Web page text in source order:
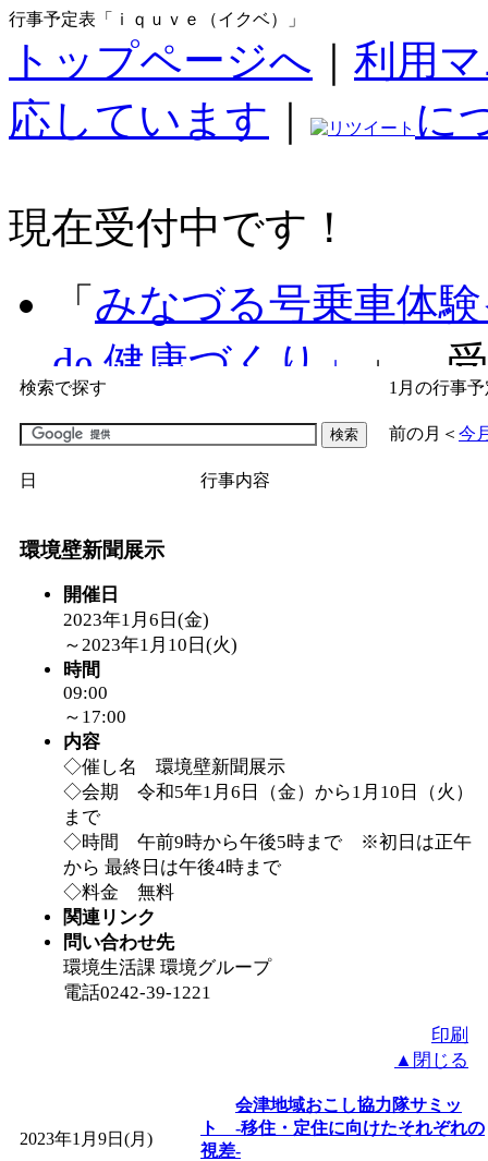
行事予定表「ｉｑｕｖｅ（イクベ）」
トップページへ
利用
応しています
に
現在受付中です！
「 みなづる号乗車体
de 健康づくり」
」 受
「子育て交流広場「
間：2026/07/09～
「皆鶴姫のこびる塾
～」 受付期間：～
「子育て講座「ばん
2026/07/10～2026/08/
「子育て交流広場「
間：2026/07/13～
「子育て交流広場「
間：2026/08/10～
「赤ちゃん子育て講
付期間：2026/08/10～
「赤ちゃん子育て講
検索で探す 1月の行事
前の月 ＜ 今
日 行事内容
環境壁新聞展示
開催日
2023年1月6日(金)
～2023年1月10日(火)
時間
09:00
～17:00
内容
◇催し名 環境壁新聞展示
◇会期 令和5年1月6日（金）から1月10日（火）
まで
◇時間 午前9時から午後5時まで ※初日は正午
から 最終日は午後4時まで
◇料金 無料
関連リンク
問い合わせ先
環境生活課 環境グループ
電話0242-39-1221
印刷
▲閉じる
2023年1月9日(月)
会津地域おこし協力隊サミッ
ト ‐移住・定住に向けたそれぞれの
視差‐